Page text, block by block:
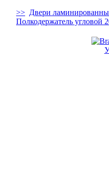
>> Двери
Полкодержатель угловой